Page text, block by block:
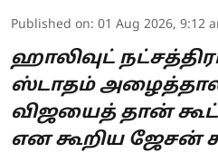
Published on: 01 Aug 2026, 9:12
ஹாலிவுட்
ஸ்டாதம்
விஜயைத் தான்
என கூறிய ஜேசன்